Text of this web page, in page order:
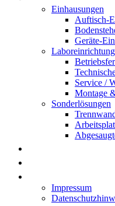
Einhausungen
Auftisch-
Geräte-
Service /
Montage
Sonderlösungen
Impressum